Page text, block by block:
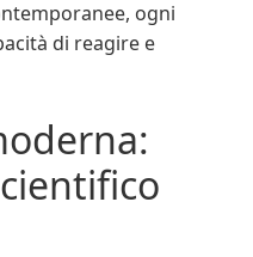
ogni
di reagire e